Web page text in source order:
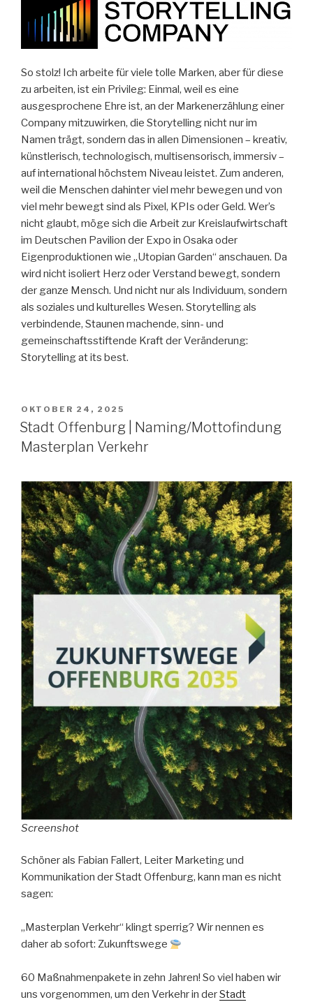
So stolz! Ich arbeite für viele tolle Marken, aber für diese
zu arbeiten, ist ein Privileg: Einmal, weil es eine
ausgesprochene Ehre ist, an der Markenerzählung einer
Company mitzuwirken, die Storytelling nicht nur im
Namen trägt, sondern das in allen Dimensionen – kreativ,
künstlerisch, technologisch, multisensorisch, immersiv –
auf international höchstem Niveau leistet. Zum anderen,
weil die Menschen dahinter viel mehr bewegen und von
viel mehr bewegt sind als Pixel, KPIs oder Geld. Wer’s
nicht glaubt, möge sich die Arbeit zur Kreislaufwirtschaft
im Deutschen Pavilion der Expo in Osaka oder
Eigenproduktionen wie „Utopian Garden“ anschauen. Da
wird nicht isoliert Herz oder Verstand bewegt, sondern
der ganze Mensch. Und nicht nur als Individuum, sondern
als soziales und kulturelles Wesen. Storytelling als
verbindende, Staunen machende, sinn- und
gemeinschaftsstiftende Kraft der Veränderung:
Storytelling at its best.
VERÖFFENTLICHT
AM
OKTOBER 24, 2025
Stadt Offenburg | Naming/Mottofindung
Masterplan Verkehr
Screenshot
Schöner als Fabian Fallert, Leiter Marketing und
Kommunikation der Stadt Offenburg, kann man es nicht
sagen:
„Masterplan Verkehr“ klingt sperrig? Wir nennen es
daher ab sofort: Zukunftswege
60 Maßnahmenpakete in zehn Jahren! So viel haben wir
uns vorgenommen, um den Verkehr in derStadt